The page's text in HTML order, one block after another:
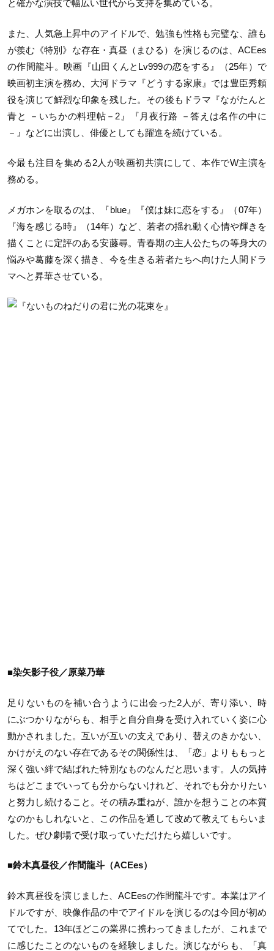
と確かな演技で幅広い世代から支持を集めている。
また、人気急上昇中のアイドルで、勉強も性格も完璧な、誰も
が羨む《特別》な存在・真昼（まひる）を演じるのは、ACEes
の作間龍斗。映画『山田くんとLv999の恋をする』（25年）で
映画初主演を務め、大河ドラマ『どうする家康』では豊臣秀頼
役を演じて鮮烈な印象を残した。その後もドラマ『ながたんと
青と －いちかの料理帖－2』『月夜行路 －答えは名作の中に
－』などに出演し、俳優としても躍進を続けている。
今最も注目を集める2人が映画初共演にして、本作でW主演を
務める。
メガホンを取るのは、『blue』『僕は妹に恋をする』（07年）
『海を感じる時』（14年）など、若者の揺れ動く心情や輝きを
描くことに定評のある安藤尋。青春期の主人公たちの等身大の
悩みや葛藤を深く描き、今を生きる若者たちへ向けた人間ドラ
マへと昇華させている。
■染矢影子役／原菜乃華
足りないものを補い合うように出会った2人が、寄り添い、時
にぶつかりながらも、相手と自分自身を受け入れていく姿に心
動かされました。互いが互いの支えであり、替えのきかない、
かけがえのない存在であるその関係性は、「恋」よりももっと
深く強い絆で結ばれた特別なものなんだと思います。人の気持
ちはどこまでいっても分からないけれど、それでも分かりたい
と努力し続けること。その積み重ねが、誰かを想うことの本質
なのかもしれないと、この作品を通して改めて教えてもらいま
した。ぜひ劇場で受け取っていただけたら嬉しいです。
■鈴木真昼役／作間龍斗（ACEes）
鈴木真昼役を演じました、ACEesの作間龍斗です。本業はアイ
ドルですが、映像作品の中でアイドルを演じるのは今回が初め
てでした。13年ほどこの業界に携わってきましたが、これまで
に感じたことのないものを経験しました。演じながらも、「真